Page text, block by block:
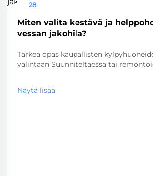
28
Miten valita kestävä ja
vessan jakohila?
Tärkeä opas kaupallisten
valintaan Suunniteltaessa tai
kriittinen päätös, joka vaikuttaa sekä
toiminnallisuuteen että pitkän aikavälin
Näytä lisää